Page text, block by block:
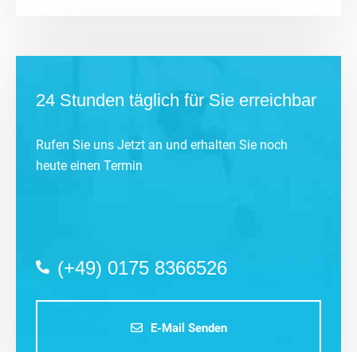
24 Stunden täglich für Sie erreichbar
Rufen Sie uns Jetzt an und erhalten Sie noch
heute einen Termin
(+49) 0175 8366526
E-Mail Senden